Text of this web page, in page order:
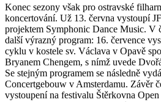
Konec sezony však pro ostravské
koncertování. Už 13. června vystoupí
projektem Symphonic Dance Music. V
další výrazný program: 16. července
cyklu v kostele sv. Václava v Opavě
Bryanem Chengem, s nímž uvede
Se stejným programem se následně
Concertgebouw v Amsterdamu. Závěr
vystoupení na festivalu Štěrkovna